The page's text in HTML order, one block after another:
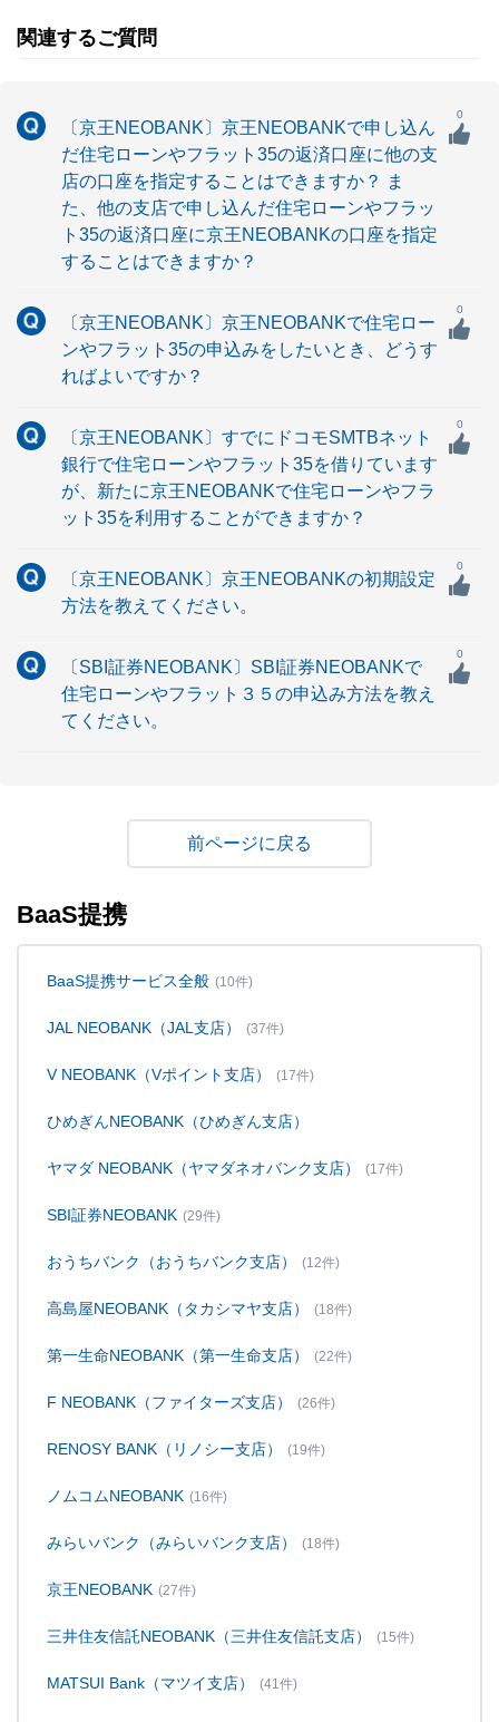
関連するご質問
〔京王NEOBANK〕京王NEOBANKで申し込ん
だ住宅ローンやフラット35の返済口座に他の支
店の口座を指定することはできますか？ ま
た、他の支店で申し込んだ住宅ローンやフラッ
ト35の返済口座に京王NEOBANKの口座を指定
することはできますか？
0
〔京王NEOBANK〕京王NEOBANKで住宅ロー
ンやフラット35の申込みをしたいとき、どうす
ればよいですか？
0
〔京王NEOBANK〕すでにドコモSMTBネット
銀行で住宅ローンやフラット35を借りています
が、新たに京王NEOBANKで住宅ローンやフラ
ット35を利用することができますか？
0
〔京王NEOBANK〕京王NEOBANKの初期設定
方法を教えてください。
0
〔SBI証券NEOBANK〕SBI証券NEOBANKで
住宅ローンやフラット３５の申込み方法を教え
てください。
0
戻る
BaaS提携
BaaS提携サービス全般 (10件)
JAL NEOBANK（JAL支店） (37件)
V NEOBANK（Vポイント支店） (17件)
ひめぎんNEOBANK（ひめぎん支店）
ヤマダ NEOBANK（ヤマダネオバンク支店） (17件)
SBI証券NEOBANK (29件)
おうちバンク（おうちバンク支店） (12件)
高島屋NEOBANK（タカシマヤ支店） (18件)
第一生命NEOBANK（第一生命支店） (22件)
F NEOBANK（ファイターズ支店） (26件)
RENOSY BANK（リノシー支店） (19件)
ノムコムNEOBANK (16件)
みらいバンク（みらいバンク支店） (18件)
京王NEOBANK (27件)
三井住友信託NEOBANK（三井住友信託支店） (15件)
MATSUI Bank（マツイ支店） (41件)